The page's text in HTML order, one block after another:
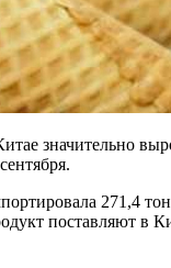
значительно
271,4
поставляют в